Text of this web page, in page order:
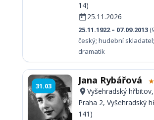
14)
25.11.2026
25.11.1922 – 07.09.2013
český; hudební
dramatik
31.03 Jana Rybářová ★
Vyšehradský
Praha 2, Vyšehradský
141)